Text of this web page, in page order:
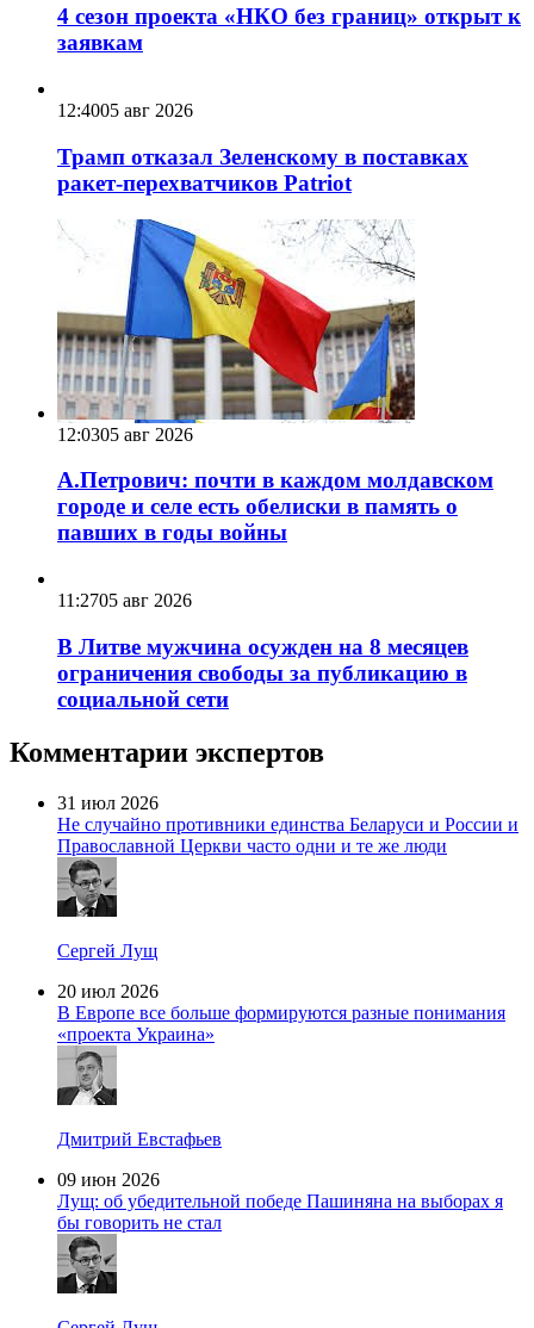
4 сезон проекта «НКО без границ» открыт к
заявкам
12:4005 авг 2026
Трамп отказал Зеленскому в поставках
ракет-перехватчиков Patriot
12:0305 авг 2026
А.Петрович: почти в каждом молдавском
городе и селе есть обелиски в память о
павших в годы войны
11:2705 авг 2026
В Литве мужчина осужден на 8 месяцев
ограничения свободы за публикацию в
социальной сети
Комментарии экспертов
31 июл 2026
Не случайно противники единства Беларуси и России и
Православной Церкви часто одни и те же люди
Сергей Лущ
20 июл 2026
В Европе все больше формируются разные понимания
«проекта Украина»
Дмитрий Евстафьев
09 июн 2026
Лущ: об убедительной победе Пашиняна на выборах я
бы говорить не стал